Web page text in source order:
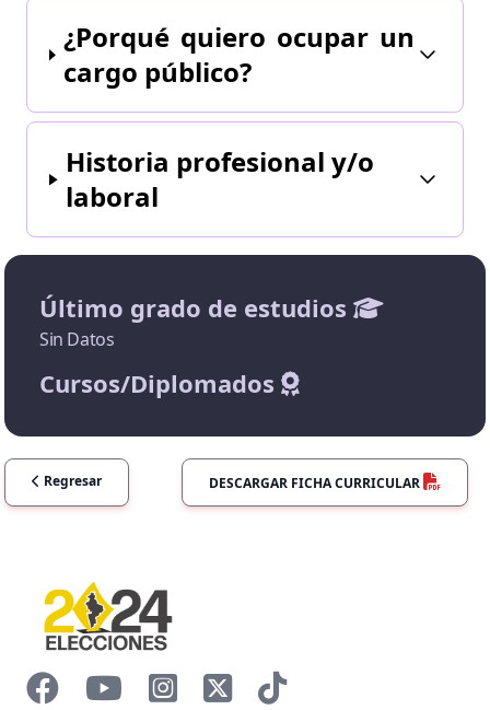
¿Porqué quiero ocupar un
cargo público?
Historia profesional y/o
laboral
Último grado de estudios
Sin Datos
Cursos/Diplomados
Regresar DESCARGAR FICHA CURRICULAR